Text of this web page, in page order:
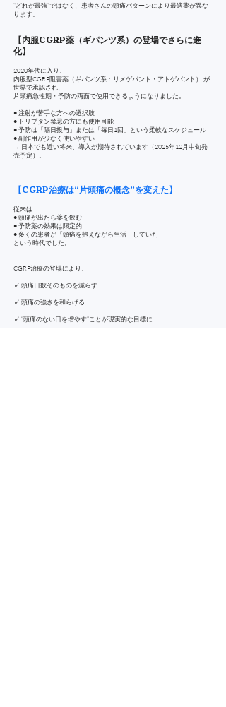
“どれが最強”ではなく、患者さんの頭痛パターンにより最適薬が異な
ります。
【内服CGRP薬（ギパンツ系）の登場でさらに進
化】
2020年代に入り、
内服型CGRP阻害薬（ギパンツ系：リメゲパント・アトゲパント） が
世界で承認され、
片頭痛急性期・予防の両面で使用できるようになりました。
● 注射が苦手な方への選択肢
● トリプタン禁忌の方にも使用可能
● 予防は「隔日投与」または「毎日1回」という柔軟なスケジュール
● 副作用が少なく使いやすい
→ 日本でも近い将来、導入が期待されています（2025年12月中旬発
売予定）。
【CGRP治療は“片頭痛の概念”を変えた】
従来は
● 頭痛が出たら薬を飲む
● 予防薬の効果は限定的
● 多くの患者が「頭痛を抱えながら生活」していた
という時代でした。
CGRP治療の登場により、
✓ 頭痛日数そのものを減らす
✓ 頭痛の強さを和らげる
✓ “頭痛のない日を増やす”ことが現実的な目標に